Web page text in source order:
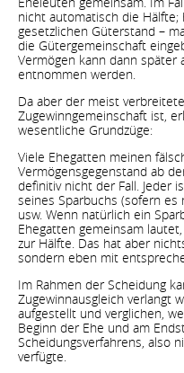
nicht automatisch die
gesetzlichen Güterstand –
die Gütergemeinschaft
Vermögen kann dann später
entnommen werden.
Da aber der meist
Zugewinngemeinschaft ist,
wesentliche Grundzüge:
Viele Ehegatten meinen
Vermögensgegenstand ab
definitiv nicht der Fall. Jeder
seines Sparbuchs (sofern
usw. Wenn natürlich ein
Ehegatten gemeinsam
zur Hälfte. Das hat aber
sondern eben mit
Im Rahmen der Scheidung
Zugewinnausgleich verlangt
aufgestellt und verglichen,
Beginn der Ehe und am
Scheidungsverfahrens, also
verfügte.